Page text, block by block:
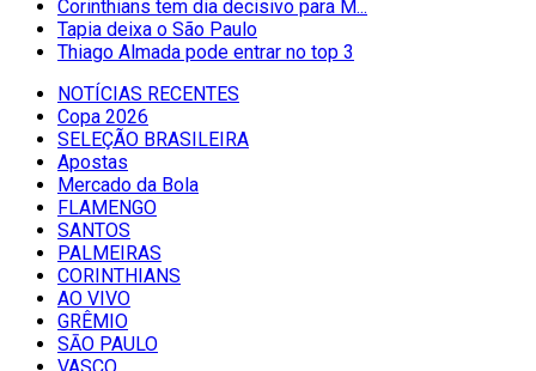
Corinthians tem dia decisivo para M...
Tapia deixa o São Paulo
Thiago Almada pode entrar no top 3
NOTÍCIAS RECENTES
Copa 2026
SELEÇÃO BRASILEIRA
Apostas
Mercado da Bola
FLAMENGO
SANTOS
PALMEIRAS
CORINTHIANS
AO VIVO
GRÊMIO
SĀO PAULO